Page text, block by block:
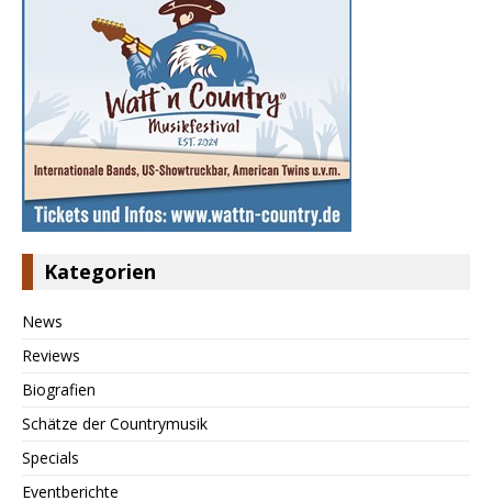
Kategorien
News
Reviews
Biografien
Schätze der Countrymusik
Specials
Eventberichte